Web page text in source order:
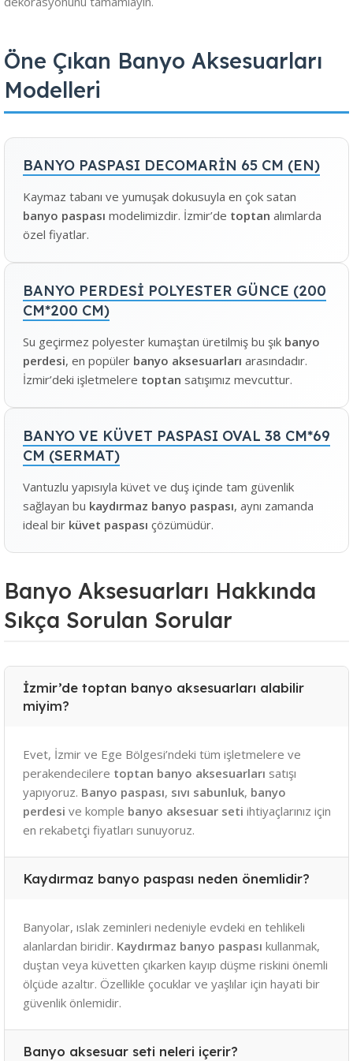
Öne Çıkan Banyo Aksesuarları
Modelleri
BANYO PASPASI DECOMARİN 65 CM (EN)
Kaymaz tabanı ve yumuşak dokusuyla en çok satan
banyo paspası modelimizdir. İzmir’de toptan alımlarda
özel fiyatlar.
BANYO PERDESİ POLYESTER GÜNCE (200
CM*200 CM)
Su geçirmez polyester kumaştan üretilmiş bu şık banyo
perdesi, en popüler banyo aksesuarları arasındadır.
İzmir’deki işletmelere toptan satışımız mevcuttur.
BANYO VE KÜVET PASPASI OVAL 38 CM*69
CM (SERMAT)
Vantuzlu yapısıyla küvet ve duş içinde tam güvenlik
sağlayan bu kaydırmaz banyo paspası, aynı zamanda
ideal bir küvet paspası çözümüdür.
Banyo Aksesuarları Hakkında
Sıkça Sorulan Sorular
İzmir’de toptan banyo aksesuarları alabilir
miyim?
Evet, İzmir ve Ege Bölgesi’ndeki tüm işletmelere ve
perakendecilere toptan banyo aksesuarları satışı
yapıyoruz. Banyo paspası, sıvı sabunluk, banyo
perdesi ve komple banyo aksesuar seti ihtiyaçlarınız için
en rekabetçi fiyatları sunuyoruz.
Kaydırmaz banyo paspası neden önemlidir?
Banyolar, ıslak zeminleri nedeniyle evdeki en tehlikeli
alanlardan biridir. Kaydırmaz banyo paspası kullanmak,
duştan veya küvetten çıkarken kayıp düşme riskini önemli
ölçüde azaltır. Özellikle çocuklar ve yaşlılar için hayati bir
güvenlik önlemidir.
Banyo aksesuar seti neleri içerir?